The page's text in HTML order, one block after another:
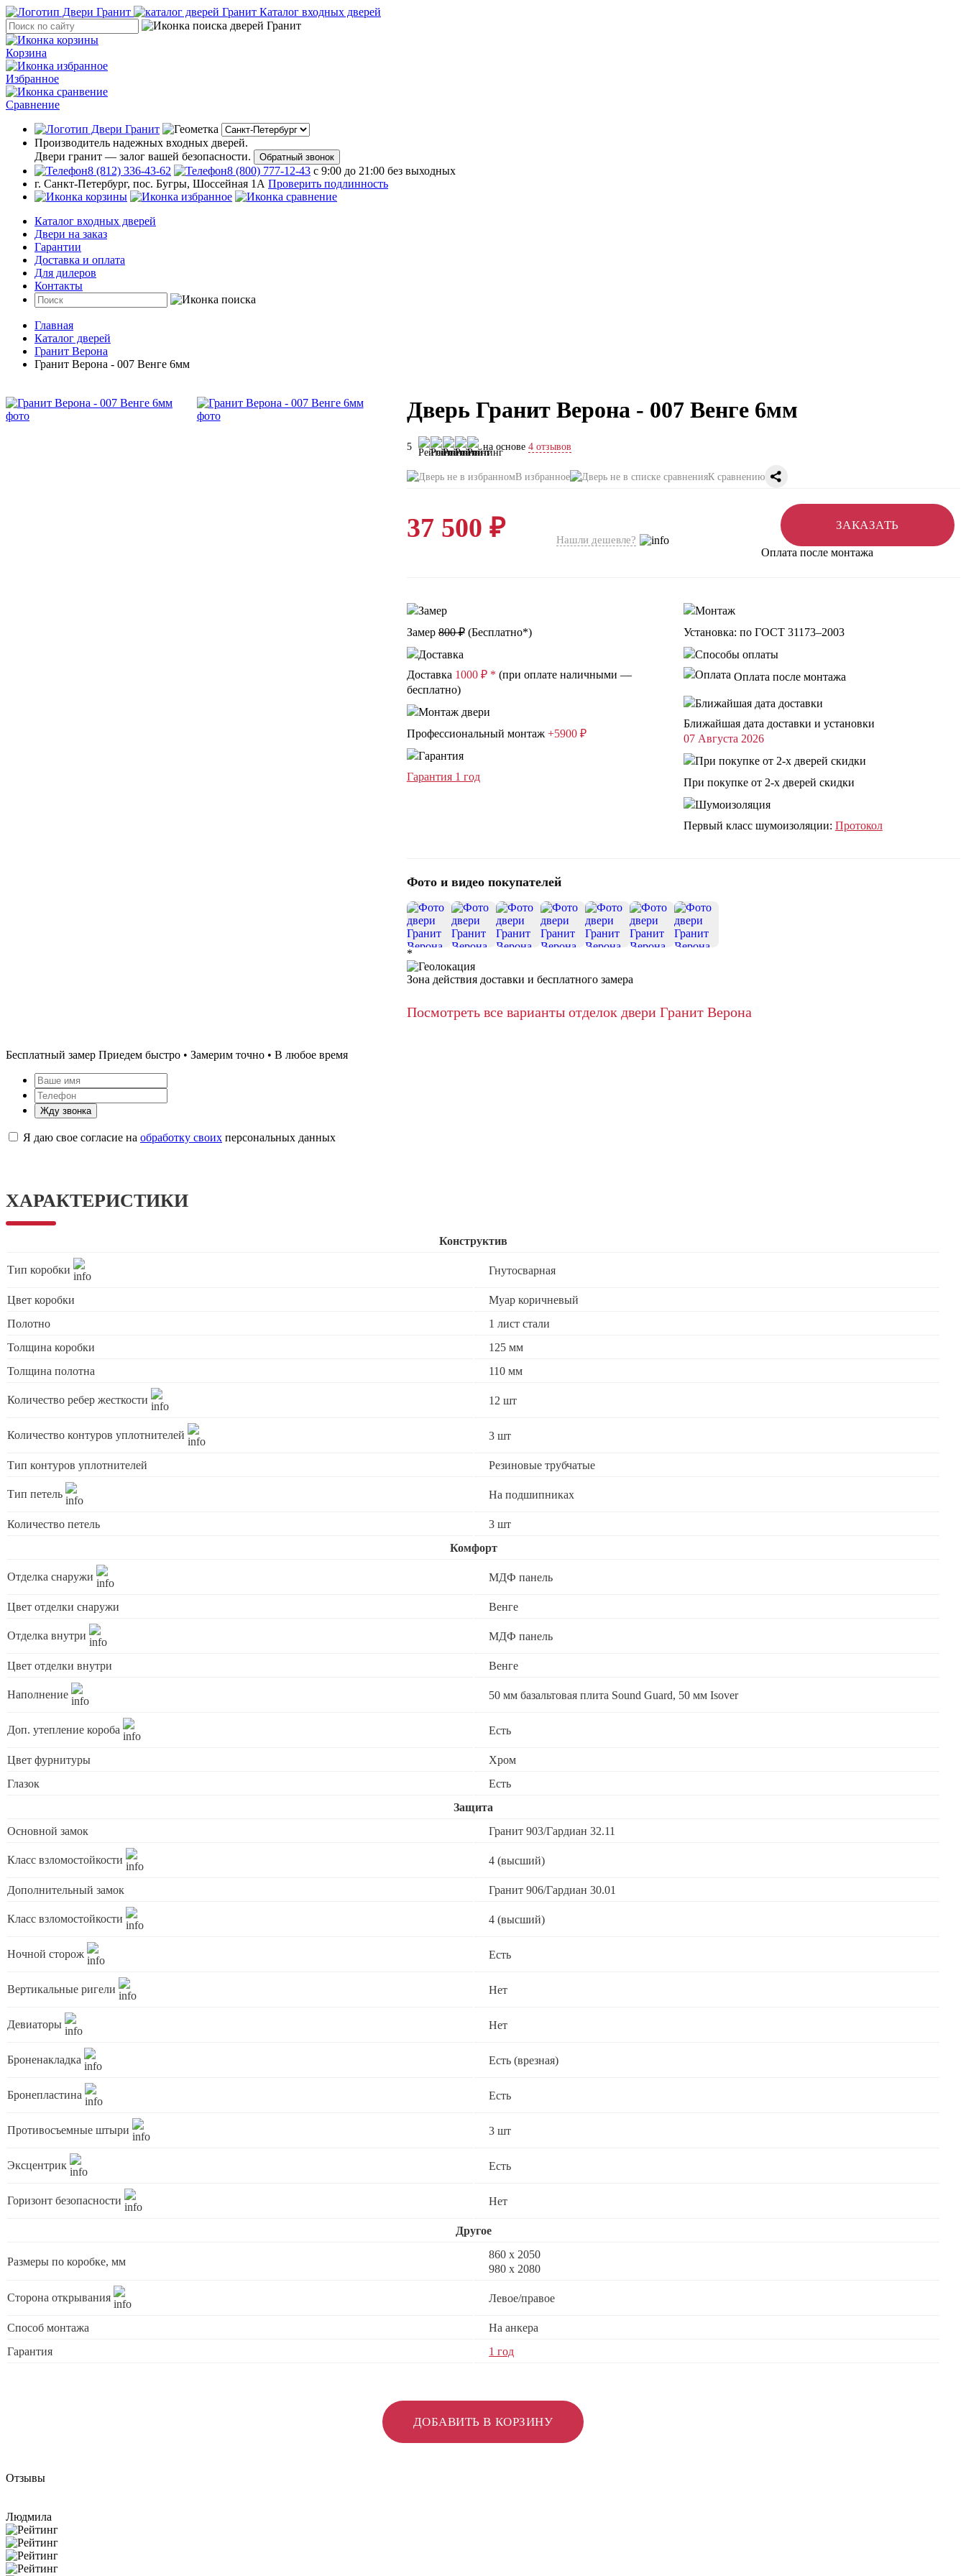
Каталог входных дверей
Корзина
Избранное
Сравнение
Производитель надежных входных дверей.
Двери гранит — залог вашей безопасности.
Обратный звонок
8 (812) 336-43-62 8 (800) 777-12-43 с 9:00 до 21:00 без выходных
г. Санкт-Петербург, пос. Бугры, Шоссейная 1А Проверить подлинность
Каталог входных дверей
Двери на заказ
Гарантии
Доставка и оплата
Для дилеров
Контакты
Главная
Каталог дверей
Гранит Верона
Гранит Верона - 007 Венге 6мм
Дверь Гранит Верона - 007 Венге 6мм
5 на основе 4 отзывов
В избранное К сравнению
37 500 ₽ Нашли дешевле?
ЗАКАЗАТЬ
Оплата после монтажа
Замер800 ₽(Бесплатно*)
Доставка 1000 ₽ * (при оплате наличными —
бесплатно)
Профессиональный монтаж +5900 ₽
Гарантия 1 год
Установка: по ГОСТ 31173–2003
Оплата после монтажа
Ближайшая дата доставки и установки
07 Августа 2026
При покупке от 2-х дверей скидки
Первый класс шумоизоляции: Протокол
Фото и видео покупателей
*
Зона действия доставки и бесплатного замера
Посмотреть все варианты отделок двери Гранит Верона
Бесплатный замер Приедем быстро • Замерим точно • В любое время
Жду звонка
Я даю свое согласие на обработку своих персональных данных
ХАРАКТЕРИСТИКИ
Конструктив
Тип коробки Гнутосварная
Цвет коробки
Муар коричневый
Полотно
1 лист стали
Толщина коробки
125 мм
Толщина полотна
110 мм
Количество ребер жесткости 12 шт
Количество контуров уплотнителей 3 шт
Тип контуров уплотнителей Резиновые трубчатые
Тип петель На подшипниках
Количество петель
3 шт
Комфорт
Отделка снаружи МДФ панель
Цвет отделки снаружи Венге
Отделка внутри МДФ панель
Цвет отделки внутри Венге
Наполнение 50 мм базальтовая плита Sound Guard, 50 мм Isover
Доп. утепление короба Есть
Цвет фурнитуры
Хром
Глазок
Есть
Защита
Основной замок
Гранит 903/Гардиан 32.11
Класс взломостойкости 4 (высший)
Дополнительный замок Гранит 906/Гардиан 30.01
Класс взломостойкости 4 (высший)
Ночной сторож Есть
Вертикальные ригели Нет
Девиаторы Нет
Броненакладка Есть (врезная)
Бронепластина Есть
Противосъемные штыри 3 шт
Эксцентрик Есть
Горизонт безопасности Нет
Другое
Размеры по коробке, мм
860 х 2050
980 x 2080
Сторона открывания Левое/правое
Способ монтажа
На анкера
Гарантия
1 год
ДОБАВИТЬ В КОРЗИНУ
Отзывы
Людмила